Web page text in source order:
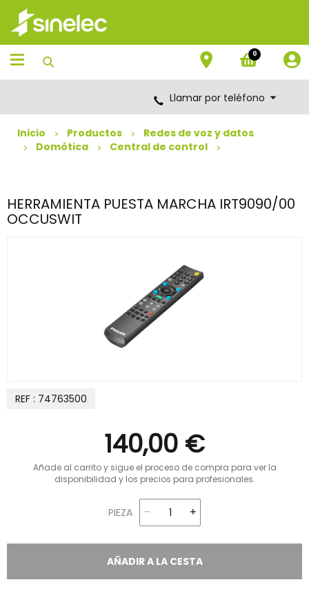
Saltar
contenido
Saltar
menú
de
navegación
0
Llamar por teléfono
Inicio Productos
Redes de voz y datos
Domótica
Central de control
HERRAMIENTA PUESTA MARCHA IRT9090/00
OCCUSWIT
140,00 €
Añade al carrito y sigue el proceso de compra para ver la
disponibilidad y los precios para profesionales.
PIEZA